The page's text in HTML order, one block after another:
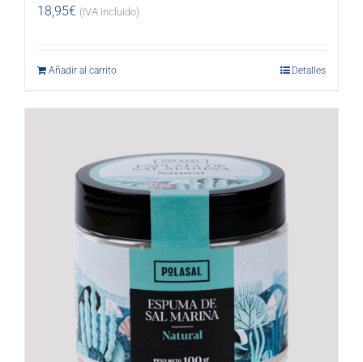
18,95€ (IVA incluido)
Añadir al carrito Detalles